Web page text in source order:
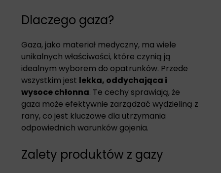
Dlaczego gaza?
Gaza, jako materiał medyczny, ma wiele
unikalnych właściwości, które czynią ją
idealnym wyborem do opatrunków. Przede
wszystkim jest lekka, oddychająca i
wysoce chłonna. Te cechy sprawiają, że
gaza może efektywnie zarządzać wydzieliną z
rany, co jest kluczowe dla utrzymania
odpowiednich warunków gojenia.
Zalety produktów z gazy